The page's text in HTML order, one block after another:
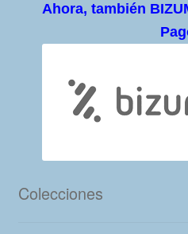
Ahora, también
Colecciones